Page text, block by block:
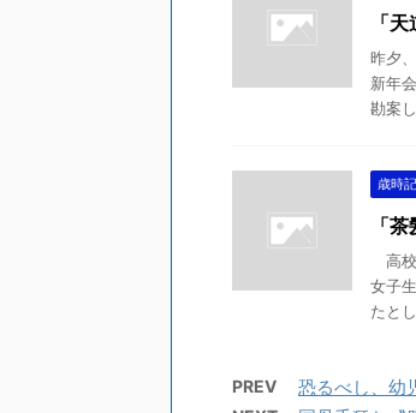
「
昨夕
新年
勘案
歳時記
「
高校
女子
たと
PREV 恐るべし、幼